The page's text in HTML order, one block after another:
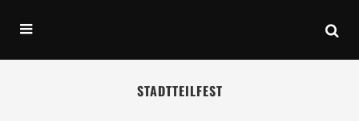
STADTTEILFEST